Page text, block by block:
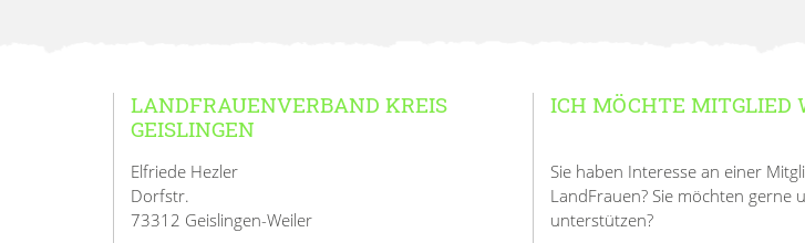
LANDFRAUENVERBAND KREIS
GEISLINGEN
Elfriede Hezler
Dorfstr.
73312 Geislingen-Weiler
ICH MÖCHTE MITGLIED
Sie haben Interesse an einer
LandFrauen? Sie möchten gerne
unterstützen?